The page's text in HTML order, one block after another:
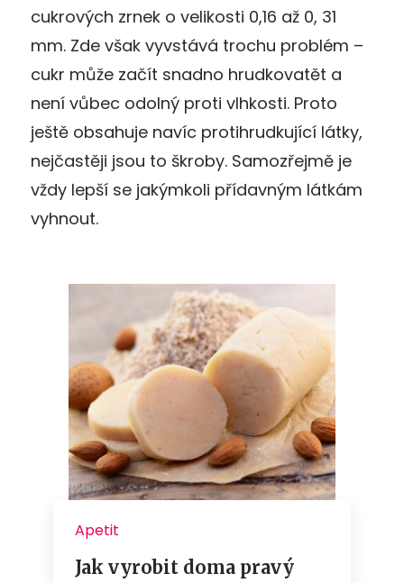
cukrových zrnek o velikosti 0,16 až 0, 31
mm. Zde však vyvstává trochu problém –
cukr může začít snadno hrudkovatět a
není vůbec odolný proti vlhkosti. Proto
ještě obsahuje navíc protihrudkující látky,
nejčastěji jsou to škroby. Samozřejmě je
vždy lepší se jakýmkoli přídavným látkám
vyhnout.